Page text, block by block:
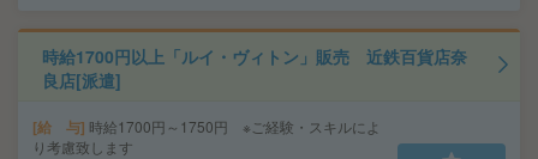
時給1700円以上「ルイ・ヴィトン」販売 近鉄百貨店奈
良店[派遣]
給 与 時給1700円～1750円 ※ご経験・スキルによ
り考慮致します